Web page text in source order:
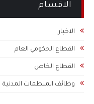
الاقسام
الاخبار
القطاع الحكومي العام
القطاع الخاص
وظائف المنظمات المدنية